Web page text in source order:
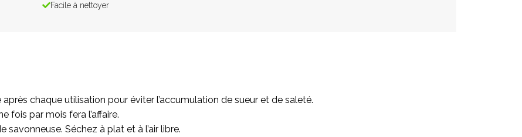
Facile à nettoyer
chaque utilisation pour éviter l’accumulation de sueur et de saleté.
fois par mois fera l’affaire.
Séchez à plat et à l’air libre.